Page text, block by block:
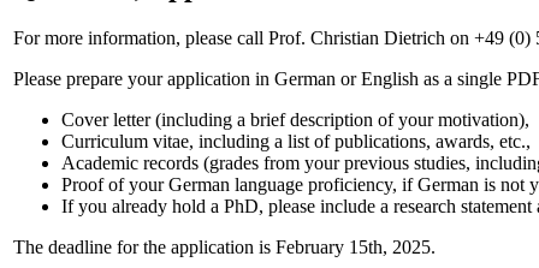
For more information, please call Prof. Christian Dietrich on +49
Please prepare your application in German or English as a single
Cover letter (including a brief description of your motivation),
Curriculum vitae, including a list of publications, awards, etc.,
Academic records (grades from your previous studies,
Proof of your German language proficiency, if German is not
If you already hold a PhD, please include a research statement
The deadline for the application is February 15th, 2025.